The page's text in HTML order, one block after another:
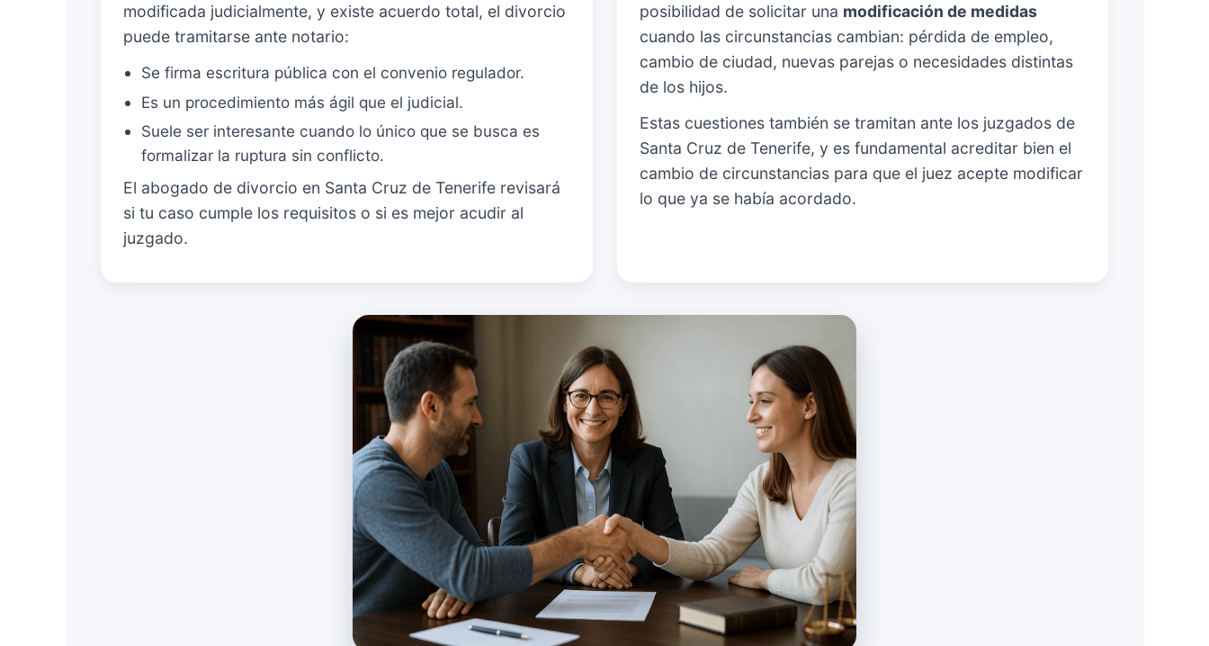
modificada judicialmente, y existe acuerdo total, el divorcio
puede tramitarse ante notario:
Se firma escritura pública con el convenio regulador.
Es un procedimiento más ágil que el judicial.
Suele ser interesante cuando lo único que se busca es
formalizar la ruptura sin conflicto.
El abogado de divorcio en Santa Cruz de Tenerife revisará
si tu caso cumple los requisitos o si es mejor acudir al
juzgado.
posibilidad de solicitar una modificación de medidas
cuando las circunstancias cambian: pérdida de empleo,
cambio de ciudad, nuevas parejas o necesidades distintas
de los hijos.
Estas cuestiones también se tramitan ante los juzgados de
Santa Cruz de Tenerife, y es fundamental acreditar bien el
cambio de circunstancias para que el juez acepte modificar
lo que ya se había acordado.